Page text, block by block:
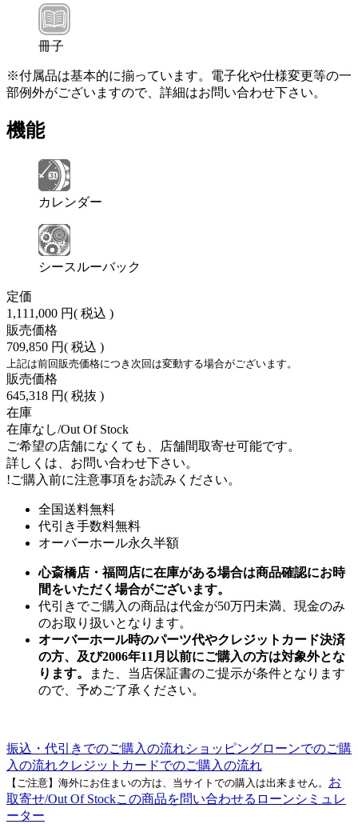
冊子
※付属品は基本的に揃っています。電子化や仕様変更等の一
部例外がございますので、詳細はお問い合わせ下さい。
機能
カレンダー
シースルーバック
定価
1,111,000 円( 税込 )
販売価格
709,850 円( 税込 )
上記は前回販売価格につき次回は変動する場合がございます。
販売価格
645,318 円( 税抜 )
在庫
在庫なし/Out Of Stock
ご希望の店舗になくても、店舗間取寄せ可能です。
詳しくは、お問い合わせ下さい。
!ご購入前に注意事項をお読みください。
全国送料無料
代引き手数料無料
オーバーホール永久半額
心斎橋店・福岡店に在庫がある場合は商品確認にお時
間をいただく場合がございます。
代引きでご購入の商品は代金が50万円未満、現金のみ
のお取り扱いとなります。
オーバーホール時のパーツ代やクレジットカード決済
の方、及び2006年11月以前にご購入の方は対象外とな
ります。
また、当店保証書のご提示が条件となります
ので、予めご了承ください。
振込・代引きでのご購入の流れショッピングローンでのご購
入の流れクレジットカードでのご購入の流れ
【ご注意】海外にお住まいの方は、当サイトでの購入は出来ません。 お
取寄せ/Out Of Stockこの商品を問い合わせる ローンシミュレ
ーター